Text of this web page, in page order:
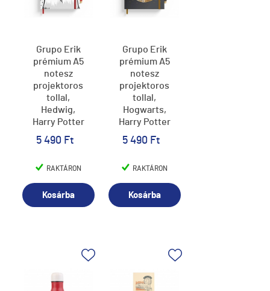
Grupo Erik
prémium A5
notesz
projektoros
tollal,
Hedwig,
Harry Potter
(4)
5 490 Ft
RAKTÁRON
Kosárba
Grupo Erik
prémium A5
notesz
projektoros
tollal,
Hogwarts,
Harry Potter
(4)
5 490 Ft
RAKTÁRON
Kosárba